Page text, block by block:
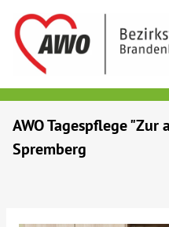
Senioren
AWO Tagespflege "Zur
Spremberg